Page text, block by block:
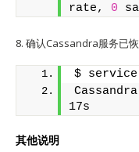
rate, 0
8. 确认Cassandra服务已
$
17s
其他说明